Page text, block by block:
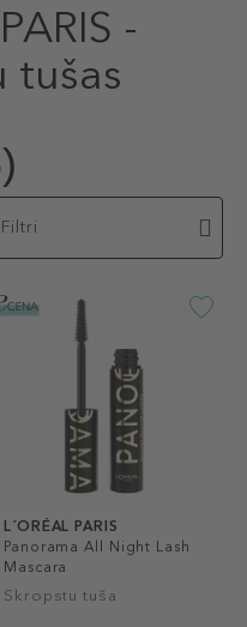
-
tušas
Filtri
L´ORÉAL PARIS
Panorama All Night Lash
Mascara
Skropstu tuša